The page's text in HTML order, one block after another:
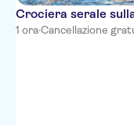
Crociera serale
1 ora·Cancellazione